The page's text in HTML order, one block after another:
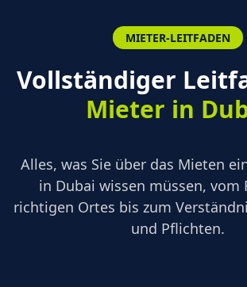
MIETER-LEITFADEN
Vollständiger
Mieter in
Alles, was Sie über das Mieten
in Dubai wissen müssen, vom
richtigen Ortes bis zum
und Pflichten.